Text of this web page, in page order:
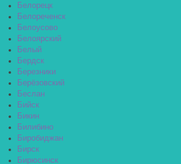
Белорецк
Белореченск
Белоусово
Белоярский
Белый
Бердск
Березники
Берёзовский
Беслан
Бийск
Бикин
Билибино
Биробиджан
Бирск
Бирюсинск